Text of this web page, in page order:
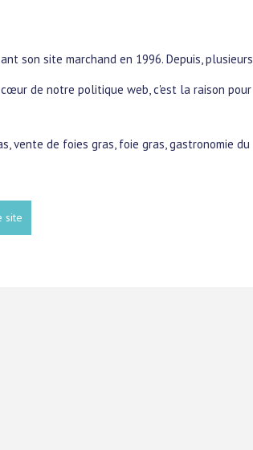
son site marchand en 1996. Depuis, plusieurs
de notre politique web, c'est la raison pour
vente de foies gras, foie gras, gastronomie du
site